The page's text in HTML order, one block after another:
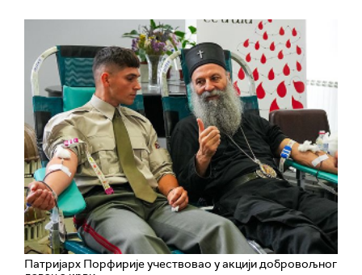
Патријарх Порфирије учествовао у акцији добровољног